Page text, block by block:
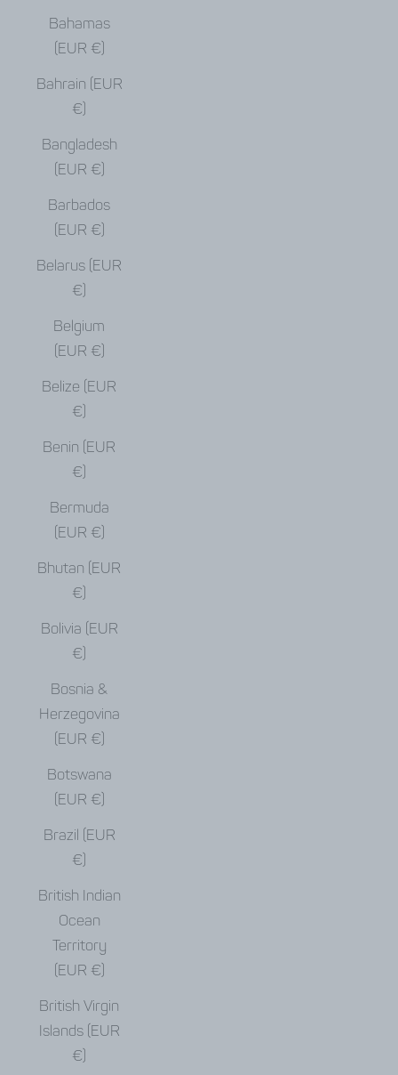
Bahamas
(EUR €)
Bahrain (EUR
€)
Bangladesh
(EUR €)
Barbados
(EUR €)
Belarus (EUR
€)
Belgium
(EUR €)
Belize (EUR
€)
Benin (EUR
€)
Bermuda
(EUR €)
Bhutan (EUR
€)
Bolivia (EUR
€)
Bosnia &
Herzegovina
(EUR €)
Botswana
(EUR €)
Brazil (EUR
€)
British Indian
Ocean
Territory
(EUR €)
British Virgin
Islands (EUR
€)